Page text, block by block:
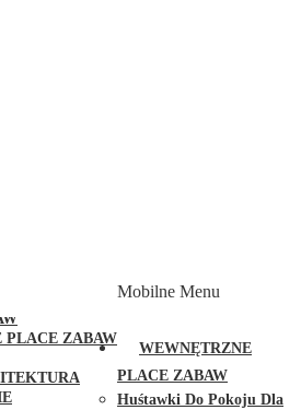
PLACE ZABAW
Mobilne Menu
WEWNĘTRZNE
PLACE ZABAW
Huśtawki Do Pokoju Dla